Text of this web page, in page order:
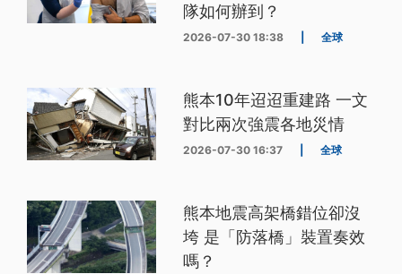
隊如何辦到？
2026-07-30 18:38 全球
熊本10年迢迢重建路 一文
對比兩次強震各地災情
2026-07-30 16:37 全球
熊本地震高架橋錯位卻沒
垮 是「防落橋」裝置奏效
嗎？